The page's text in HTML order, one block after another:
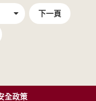
下一頁
全政策